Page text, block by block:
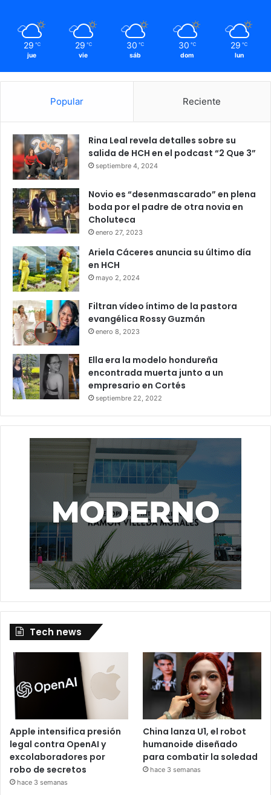
29 ℃
jue
29 ℃
vie
30 ℃
sáb
30 ℃
dom
29 ℃
lun
Popular Reciente
Rina Leal revela detalles sobre su
salida de HCH en el podcast “2 Que 3”
septiembre 4, 2024
Novio es “desenmascarado” en plena
boda por el padre de otra novia en
Choluteca
enero 27, 2023
Ariela Cáceres anuncia su último día
en HCH
mayo 2, 2024
Filtran vídeo íntimo de la pastora
evangélica Rossy Guzmán
enero 8, 2023
Ella era la modelo hondureña
encontrada muerta junto a un
empresario en Cortés
septiembre 22, 2022
Tech news
Apple intensifica presión
legal contra OpenAI y
excolaboradores por
robo de secretos
hace 3 semanas
China lanza U1, el robot
humanoide diseñado
para combatir la soledad
hace 3 semanas